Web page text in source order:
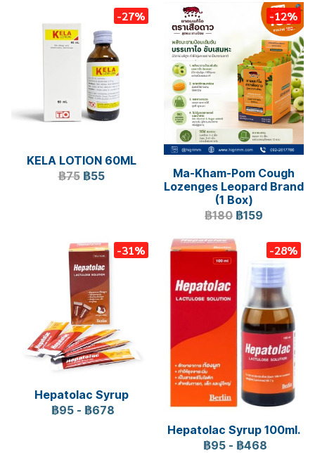
-27%
KELA LOTION 60ML
฿75 ฿55
-12%
Ma-Kham-Pom Cough
Lozenges Leopard Brand
(1 Box)
฿180 ฿159
-31%
Hepatolac Syrup
฿95 - ฿678
-28%
Hepatolac Syrup 100ml.
฿95 - ฿468